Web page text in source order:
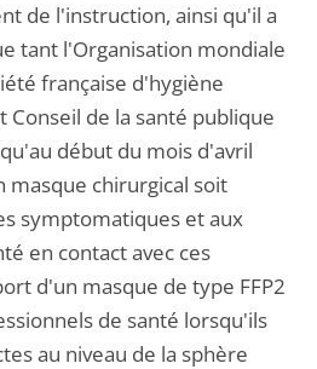
de l'instruction, ainsi qu'il a
tant l'Organisation mondiale
française d'hygiène
de la santé publique
début du mois d'avril
masque chirurgical soit
symptomatiques et aux
en contact avec ces
d'un masque de type FFP2
de santé lorsqu'ils
au niveau de la sphère